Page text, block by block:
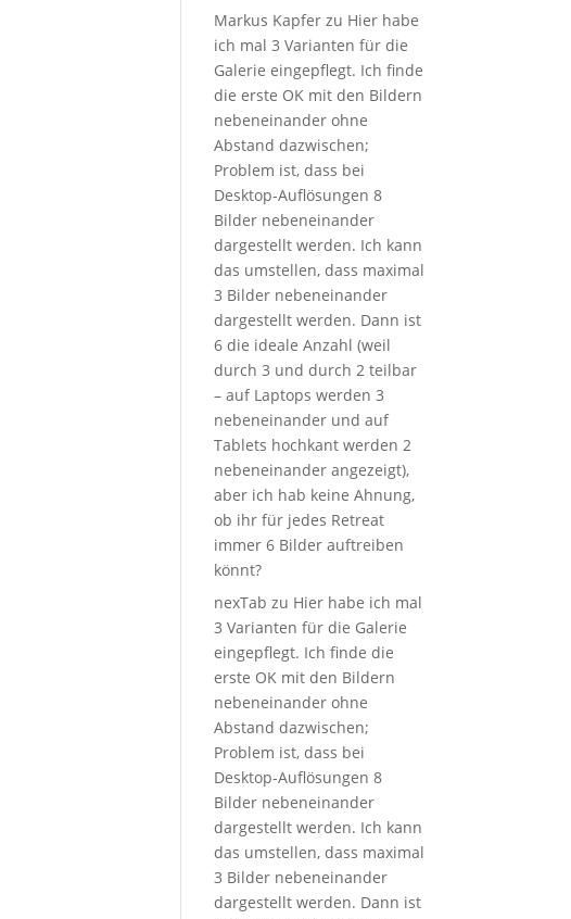
Markus Kapfer zu Hier habe
ich mal 3 Varianten für die
Galerie eingepflegt. Ich finde
die erste OK mit den Bildern
nebeneinander ohne
Abstand dazwischen;
Problem ist, dass bei
Desktop-Auflösungen 8
Bilder nebeneinander
dargestellt werden. Ich kann
das umstellen, dass maximal
3 Bilder nebeneinander
dargestellt werden. Dann ist
6 die ideale Anzahl (weil
durch 3 und durch 2 teilbar
– auf Laptops werden 3
nebeneinander und auf
Tablets hochkant werden 2
nebeneinander angezeigt),
aber ich hab keine Ahnung,
ob ihr für jedes Retreat
immer 6 Bilder auftreiben
könnt?
nexTab zu Hier habe ich mal
3 Varianten für die Galerie
eingepflegt. Ich finde die
erste OK mit den Bildern
nebeneinander ohne
Abstand dazwischen;
Problem ist, dass bei
Desktop-Auflösungen 8
Bilder nebeneinander
dargestellt werden. Ich kann
das umstellen, dass maximal
3 Bilder nebeneinander
dargestellt werden. Dann ist